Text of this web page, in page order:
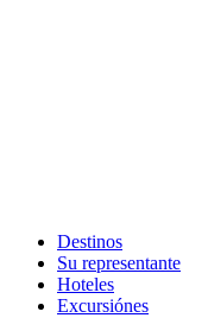
Destinos
Su representante
Hoteles
Excursiónes